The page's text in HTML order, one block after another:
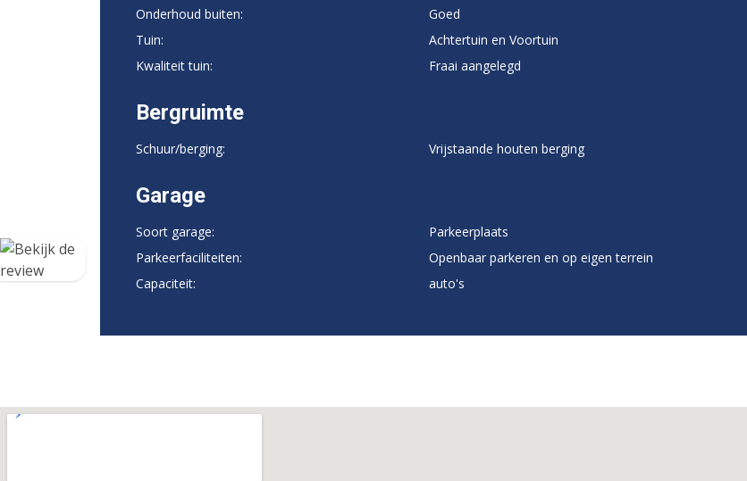
Onderhoud buiten:
Goed
Tuin:
Achtertuin en Voortuin
Kwaliteit tuin:
Fraai aangelegd
Bergruimte
Schuur/berging: Vrijstaande houten berging
Garage
Soort garage:
Parkeerplaats
Parkeerfaciliteiten:
Openbaar parkeren en op eigen terrein
Capaciteit:
auto's